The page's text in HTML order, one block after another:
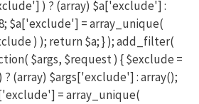
) ? (array) $a['exclude'] :
$a['exclude'] = array_unique(
) ); return $a; } ); add_filter(
$args, $request ) { $exclude =
(array) $args['exclude'] : array();
= array_unique(